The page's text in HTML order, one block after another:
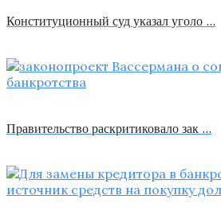
Конституционный суд указал уголо …
Правительство раскритиковало зак …